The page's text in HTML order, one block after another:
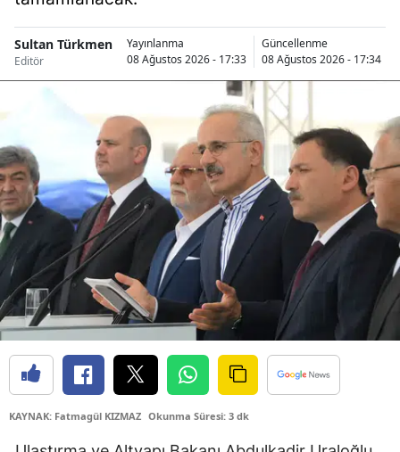
Siirt
Sinop
Sivas
Tekirdağ
Tokat
Trabzon
Tunceli
Şanlıurfa
Uşak
Van
Sultan Türkmen
Editör
Yayınlanma
08 Ağustos 2026 - 17:33
Güncellenme
08 Ağustos 2026 - 17:34
KAYNAK: Fatmagül KIZMAZ Okunma Süresi: 3 dk